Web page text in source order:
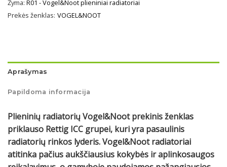
Žyma: R01 - Vogel&Noot plieniniai radiatoriai
Prekės ženklas: VOGEL&NOOT
Aprašymas
Papildoma informacija
Plieninių radiatorių Vogel&Noot prekinis ženklas
priklauso Rettig ICC grupei, kuri yra pasaulinis
radiatorių rinkos lyderis. Vogel&Noot radiatoriai
atitinka pačius aukščiausius kokybės ir aplinkosaugos